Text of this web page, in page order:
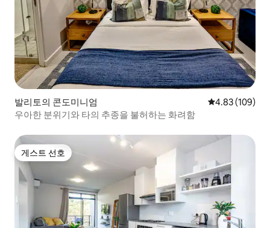
발리토의 콘도미니엄 평점 4.83점(5
4.83 (109)
우아한 분위기와 타의 추종을 불허하는 화려함
게스트 선호
게스트 선호